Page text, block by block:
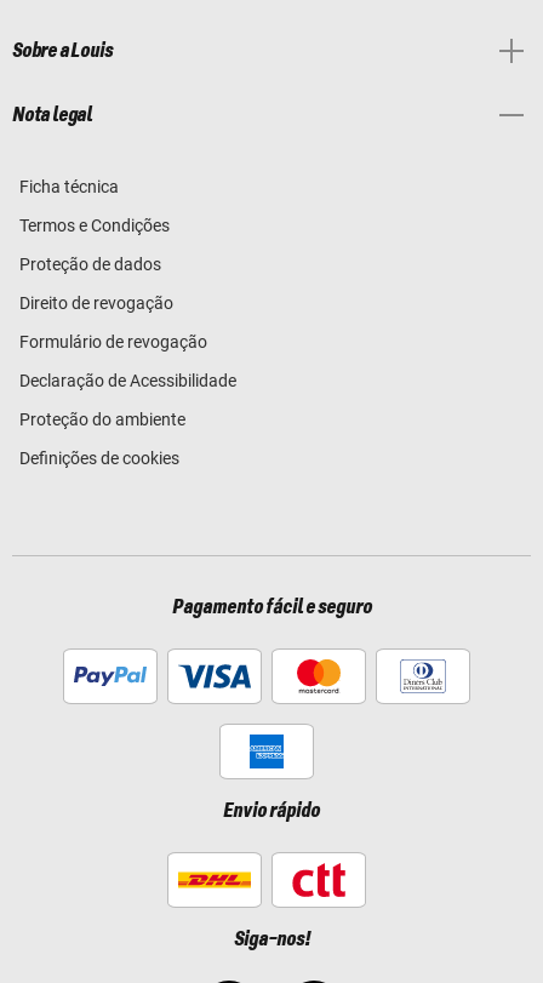
Sobre a Louis
Nota legal
Ficha técnica
Termos e Condições
Proteção de dados
Direito de revogação
Formulário de revogação
Declaração de Acessibilidade
Proteção do ambiente
Definições de cookies
Pagamento fácil e seguro
Envio rápido
Siga-nos!